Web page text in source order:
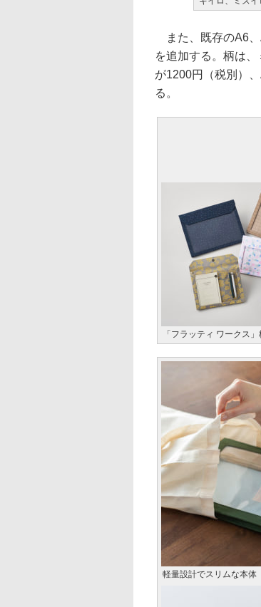
また、既存のA6、
を追加する。柄は
が1200円（税別）
る。
「フラッティ ワークス
軽量設計でスリムな本体